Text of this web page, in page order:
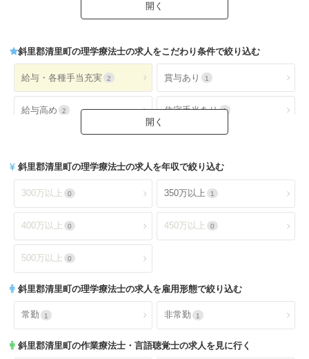
病院（外来） 病院（精神科）
病院(地域包括ケア) 0 クリニック全て 0
デイケア(精神科) デイケア 2
デイサービス 訪問看護・リハ
介護老人保健施設
サービス付き高齢者向け住
0 有料老人ホーム 0
ショートステイ 0 小規模多機能 0
斜里郡清里町の理学療法士の求人をこだわり条件で絞り込む
給与・各種手当充実 2 賞与あり 1
給与高め 2 住宅手当あり 1
就業時間・休日が魅力 土日休み
日祝休み 2 土日祝休み 2
残業少なめ 1 年間休日110日以上 0
年間休日120日以上 0
福利厚生充実 社会保険完備
斜里郡清里町 の理学療法士の求人を年収で絞り込む
300万以上 0 350万以上 1
400万以上 0 450万以上 0
500万以上 0
斜里郡清里町の理学療法士の求人を雇用形態で絞り込む
常勤 1 非常勤 1
斜里郡清里町の作業療法士・言語聴覚士の求人を見に行く